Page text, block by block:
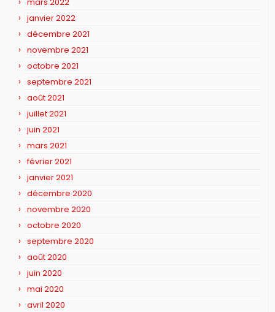
janvier 2022
décembre 2021
novembre 2021
octobre 2021
septembre 2021
août 2021
juillet 2021
juin 2021
mars 2021
février 2021
janvier 2021
décembre 2020
novembre 2020
octobre 2020
septembre 2020
août 2020
juin 2020
mai 2020
avril 2020